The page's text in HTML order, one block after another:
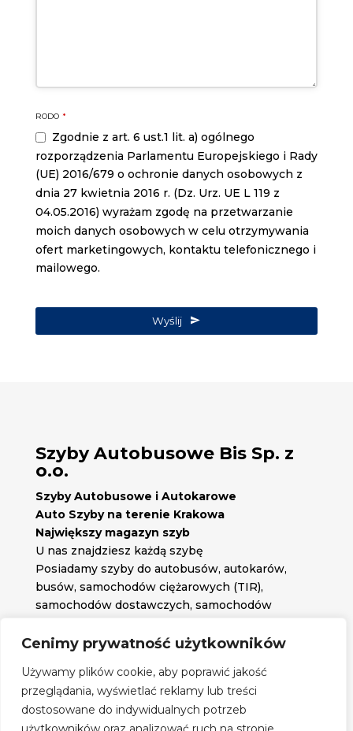
Cenimy prywatność użytkowników
Używamy plików cookie, aby poprawić jakość
przeglądania, wyświetlać reklamy lub treści
dostosowane do indywidualnych potrzeb
RODO *
Zgodnie z art. 6 ust.1 lit. a) ogólnego
rozporządzenia Parlamentu Europejskiego i Rady
(UE) 2016/679 o ochronie danych osobowych z
dnia 27 kwietnia 2016 r. (Dz. Urz. UE L 119 z
04.05.2016) wyrażam zgodę na przetwarzanie
moich danych osobowych w celu otrzymywania
ofert marketingowych, kontaktu telefonicznego i
mailowego.
Wyślij
Szyby Autobusowe Bis Sp. z
o.o.
Szyby Autobusowe i Autokarowe
Auto Szyby na terenie Krakowa
Największy magazyn szyb
U nas znajdziesz każdą szybę
Posiadamy szyby do autobusów, autokarów,
busów, samochodów ciężarowych (TIR),
samochodów dostawczych, samochodów
potrzebujesz.
Znajdź nas na: 
Obserwuj nas na:
Regulamin zakupów